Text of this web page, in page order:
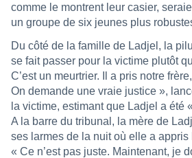
comme le montrent leur casier,
un groupe de six jeunes plus
Du côté de la famille de Ladjel, la
se fait passer pour la victime plutôt
C’est un meurtrier. Il a pris notre
On demande une vraie justice »,
la victime, estimant que Ladjel a été
A la barre du tribunal, la mère de
ses larmes de la nuit où elle a appris
« Ce n’est pas juste. Maintenant, je